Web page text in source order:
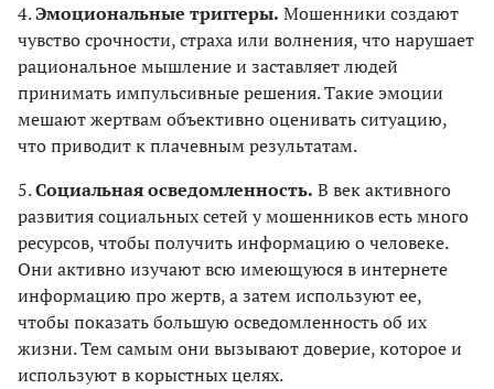
4.Эмоциональные триггеры. Мошенники создают
чувство срочности, страха или волнения, что нарушает
рациональное мышление и заставляет людей
принимать импульсивные решения. Такие эмоции
мешают жертвам объективно оценивать ситуацию,
что приводит к плачевным результатам.
5.Социальная осведомленность. В век активного
развития социальных сетей у мошенников есть много
ресурсов, чтобы получить информацию о человеке.
Они активно изучают всю имеющуюся в интернете
информацию про жертв, а затем используют ее,
чтобы показать большую осведомленность об их
жизни. Тем самым они вызывают доверие, которое и
используют в корыстных целях.